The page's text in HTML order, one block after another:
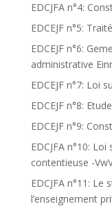
EDCJFA n°4:
EDCEJF n°5:
EDCEJF n°6:
administrative
EDCEJF n°7: Loi
EDCEJF n°8:
EDCEJF n°9:
EDCJFA n°10:
contentieuse -
EDCJFA n°11:
l’enseignement